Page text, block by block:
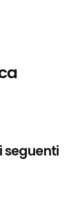
seguenti